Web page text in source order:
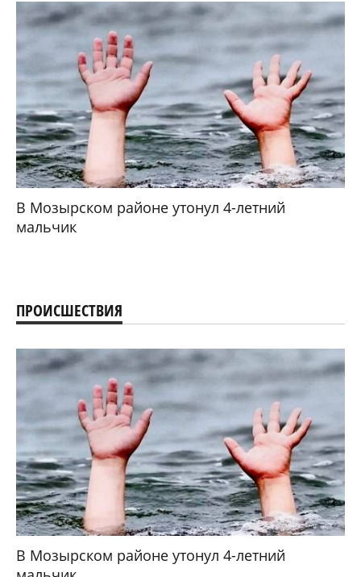
В Мозырском районе утонул 4-летний
мальчик
ПРОИСШЕСТВИЯ
В Мозырском районе утонул 4-летний